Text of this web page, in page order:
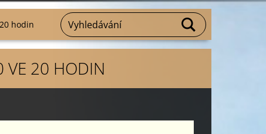
hodin
VE 20 HODIN